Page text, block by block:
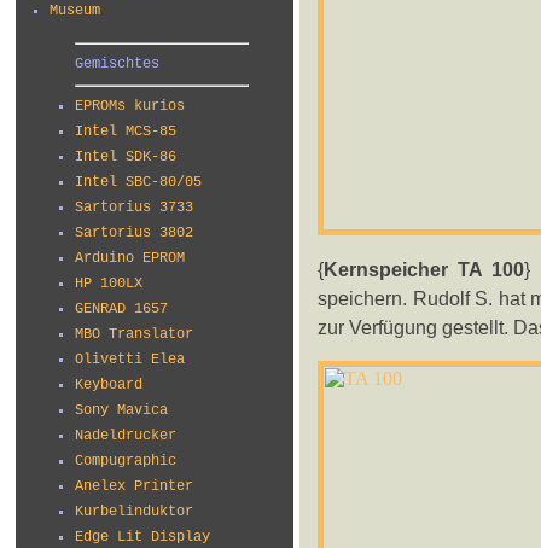
Museum
Gemischtes
EPROMs kurios
Intel MCS-85
Intel SDK-86
Intel SBC-80/05
Sartorius 3733
Sartorius 3802
Arduino EPROM
HP 100LX
GENRAD 1657
MBO Translator
Olivetti Elea
Keyboard
Sony Mavica
Nadeldrucker
Compugraphic
Anelex Printer
Kurbelinduktor
Edge Lit Display
{Kernspeicher TA 100}
speichern. Rudolf S. hat
zur Verfügung gestellt.